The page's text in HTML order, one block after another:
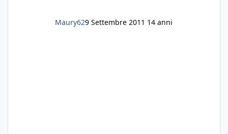
Maury629 Settembre 2011 14 anni